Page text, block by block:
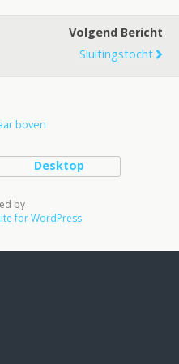
Volgend Bericht
Sluitingstocht
boven
Desktop
by
for WordPress